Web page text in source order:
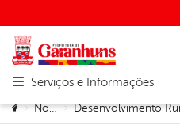
Abrir menu principal de
Serviços e Informações
Você está aqui:
> Notícias >